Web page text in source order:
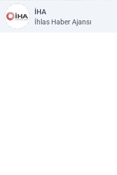
İHA
İhlas Haber Ajansı